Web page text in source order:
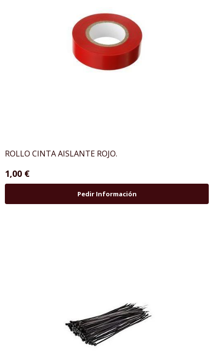
ROLLO CINTA AISLANTE ROJO.
1,00 €
Pedir Información